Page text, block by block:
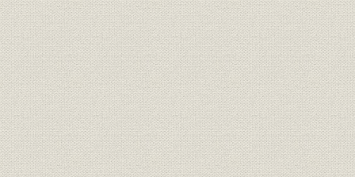
第2節 大阪商船の躍進
1. 経営方針と経営組織
2. 航路の再編成
3. 業績の推移
第3節 三井物産船舶部の飛躍